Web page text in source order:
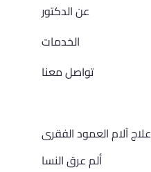
عن الدكتور
الخدمات
تواصل معنا
علاج آلام العمود الفقرى
ألم عرق النسا